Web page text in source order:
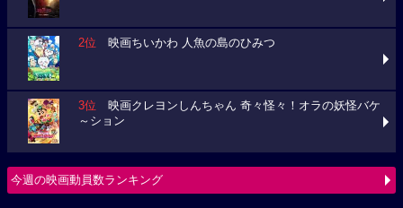
2位 映画ちいかわ 人魚の島のひみつ
3位 映画クレヨンしんちゃん 奇々怪々！オラの妖怪バケ
～ション
今週の映画動員数ランキング